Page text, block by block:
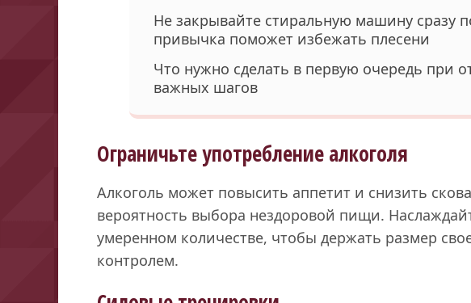
Не закрывайте стиральную машину сразу
привычка поможет избежать плесени
Что нужно сделать в первую очередь при
важных шагов
Ограничьте употребление алкоголя
Алкоголь может повысить аппетит и снизить
вероятность выбора нездоровой пищи.
умеренном количестве, чтобы держать размер
контролем.